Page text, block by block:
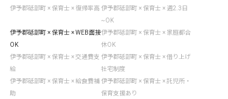
伊予郡砥部町 × 保育士 × 復帰率高 伊予郡砥部町 × 保育士 × 週2.3日
~OK
伊予郡砥部町 × 保育士 × WEB面接
OK
伊予郡砥部町 × 保育士 × 家庭都合
休OK
伊予郡砥部町 × 保育士 × 交通費支
給
伊予郡砥部町 × 保育士 × 借り上げ
社宅制度
伊予郡砥部町 × 保育士 × 給食費補
助
伊予郡砥部町 × 保育士 × 託児所・
保育支援あり